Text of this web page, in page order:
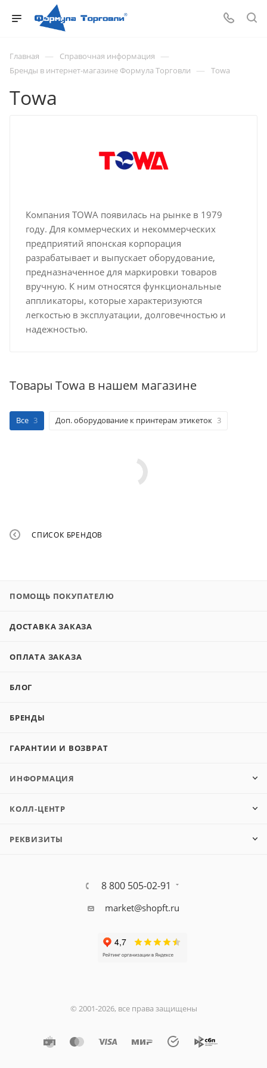
Главная — Справочная информация —
Бренды в интернет-магазине Формула Торговли — Towa
Towa
Компания TOWA появилась на рынке в 1979
году. Для коммерческих и некоммерческих
предприятий японская корпорация
разрабатывает и выпускает оборудование,
предназначенное для маркировки товаров
вручную. К ним относятся функциональные
аппликаторы, которые характеризуются
легкостью в эксплуатации, долговечностью и
надежностью.
Товары Towa в нашем магазине
Все 3 Доп. оборудование к принтерам этикеток 3
СПИСОК БРЕНДОВ
ПОМОЩЬ ПОКУПАТЕЛЮ
ДОСТАВКА ЗАКАЗА
ОПЛАТА ЗАКАЗА
БЛОГ
БРЕНДЫ
ГАРАНТИИ И ВОЗВРАТ
ИНФОРМАЦИЯ
КОЛЛ-ЦЕНТР
РЕКВИЗИТЫ
8 800 505-02-91
market@shopft.ru
© 2001-2026, все права защищены